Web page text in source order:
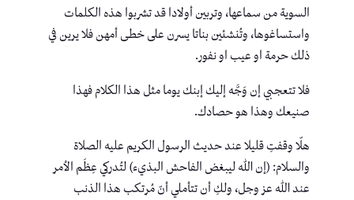
السوية من سماعها، وتربين أولادا قد تشربوا هذه الكلمات
واستساغوها، وتُنشئين بناتا يسرن على خطى أمهن فلا يرين في
ذلك حرمة او عيب او نفور.
فلا تتعجبي إن وَجَّه إليك إبنك يوما مثل هذا الكلام فهذا
صنيعك وهذا هو حصادك.
هلّا وقفتِ قليلا عند حديث الرسول الكريم عليه الصلاة
والسلام: (إن الله ليبغض الفاحش البذيء) لتُدركي عِظَم الأمر
عند الله عز وجل، ولكِ أن تتأملي أنّ مُرتكب هذا الذنب